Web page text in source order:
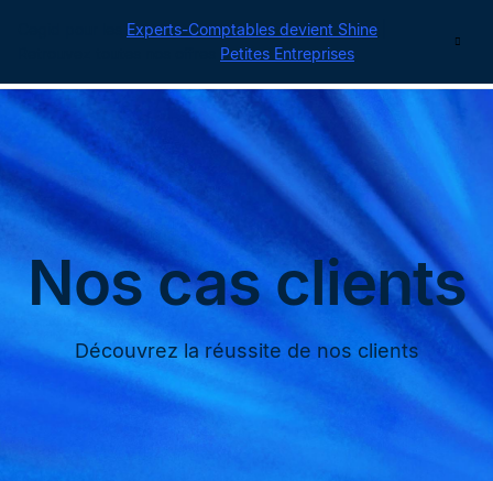
Experts-Comptables devient Shine
Petites Entreprises
Nos cas clients
Découvrez la réussite de nos clients